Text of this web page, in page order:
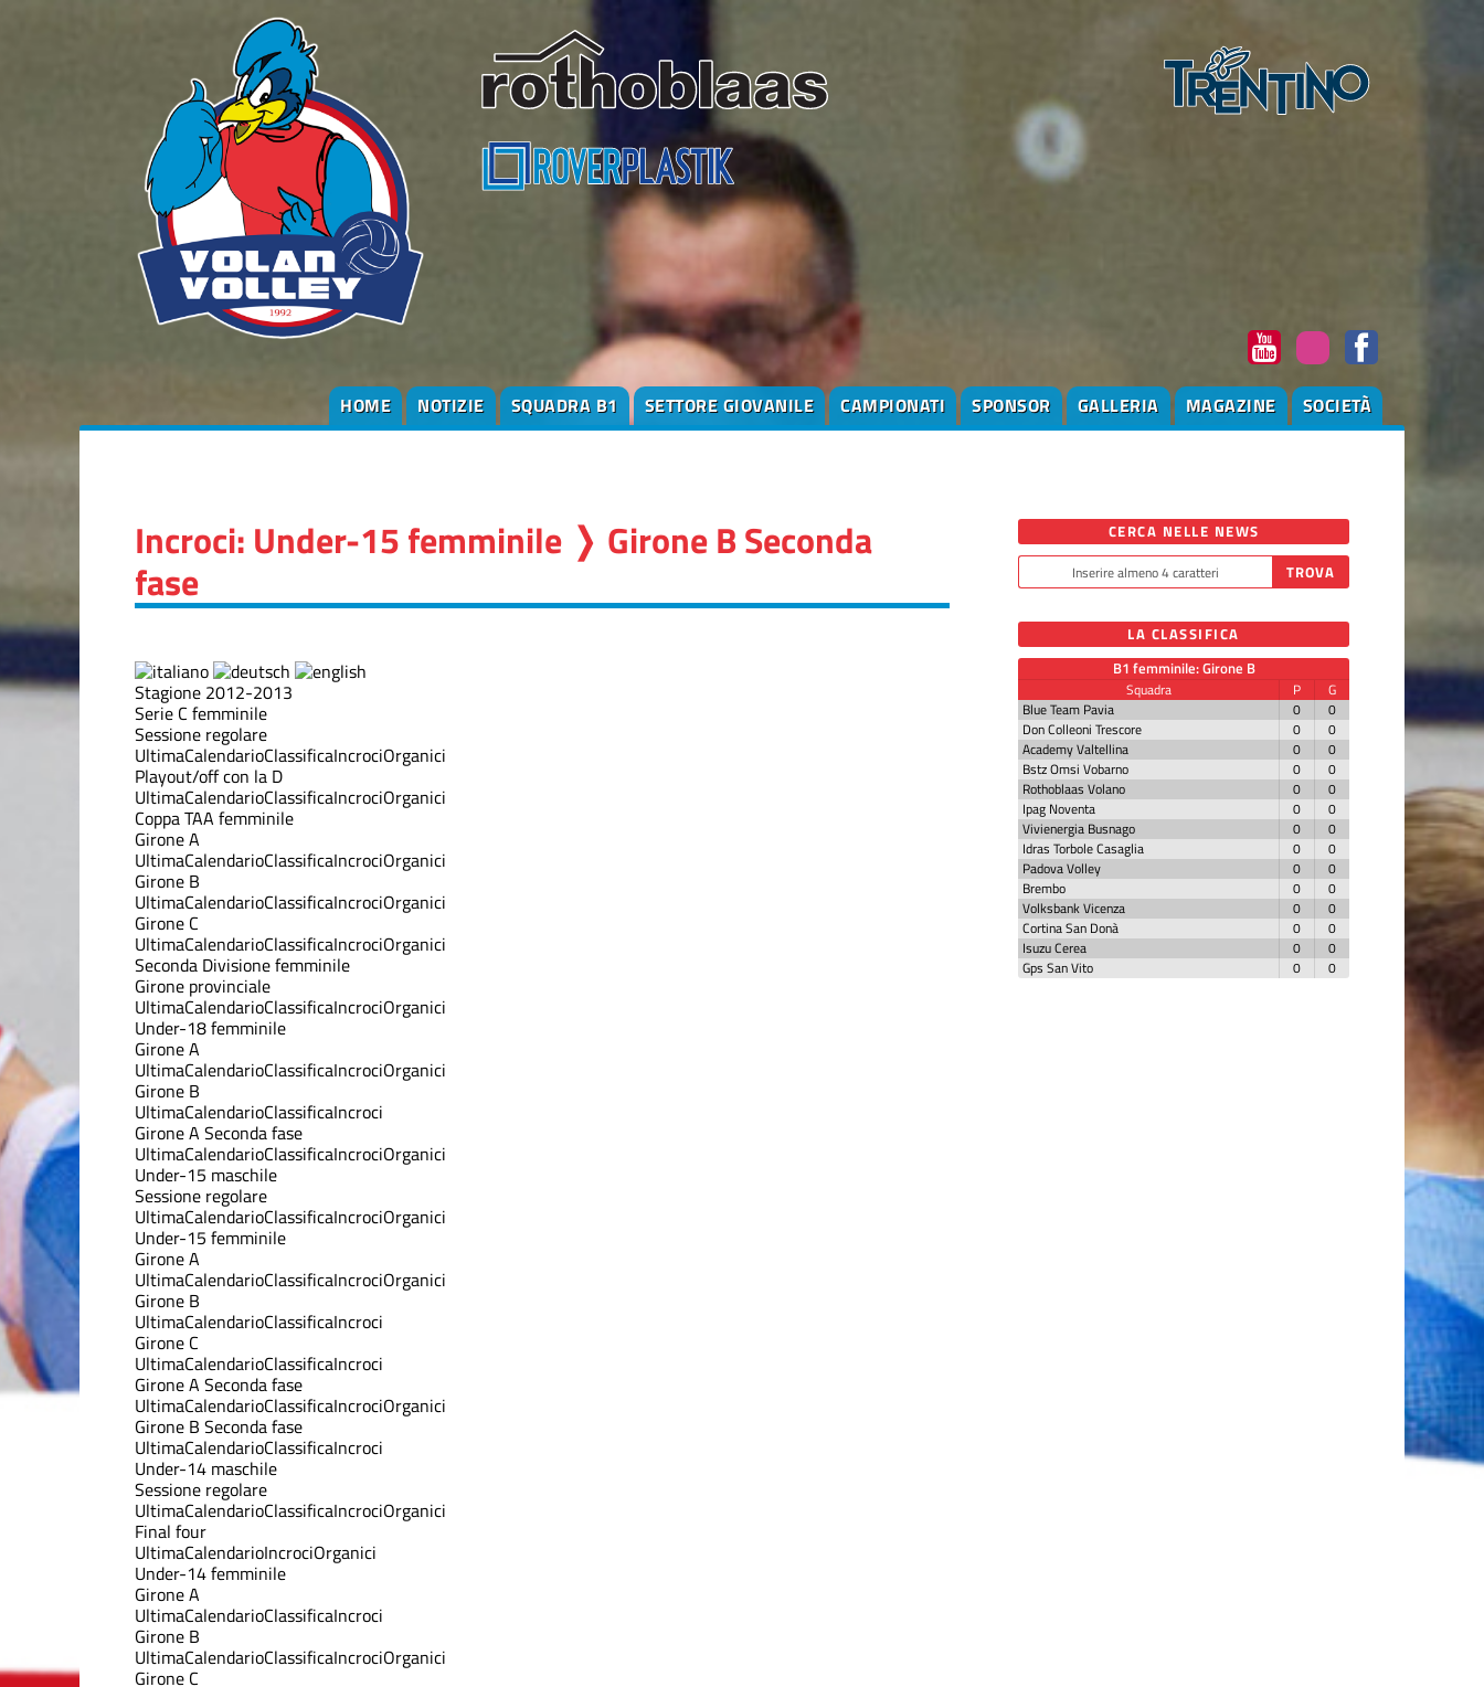
HOME NOTIZIE SQUADRA B1 SETTORE GIOVANILE CAMPIONATI SPONSOR GALLERIA MAGAZINE SOCIETÀ
Incroci: Under-15 femminile ❭ Girone B Seconda
fase
Stagione 2012-2013
Serie C femminile
Sessione regolare
UltimaCalendarioClassificaIncrociOrganici
Playout/off con la D
UltimaCalendarioClassificaIncrociOrganici
Coppa TAA femminile
Girone A
UltimaCalendarioClassificaIncrociOrganici
Girone B
UltimaCalendarioClassificaIncrociOrganici
Girone C
UltimaCalendarioClassificaIncrociOrganici
Seconda Divisione femminile
Girone provinciale
UltimaCalendarioClassificaIncrociOrganici
Under-18 femminile
Girone A
UltimaCalendarioClassificaIncrociOrganici
Girone B
UltimaCalendarioClassificaIncroci
Girone A Seconda fase
UltimaCalendarioClassificaIncrociOrganici
Under-15 maschile
Sessione regolare
UltimaCalendarioClassificaIncrociOrganici
Under-15 femminile
Girone A
UltimaCalendarioClassificaIncrociOrganici
Girone B
UltimaCalendarioClassificaIncroci
Girone C
UltimaCalendarioClassificaIncroci
Girone A Seconda fase
UltimaCalendarioClassificaIncrociOrganici
Girone B Seconda fase
UltimaCalendarioClassificaIncroci
Under-14 maschile
Sessione regolare
UltimaCalendarioClassificaIncrociOrganici
Final four
UltimaCalendarioIncrociOrganici
Under-14 femminile
Girone A
UltimaCalendarioClassificaIncroci
Girone B
UltimaCalendarioClassificaIncrociOrganici
Girone C
CERCA NELLE NEWS
LA CLASSIFICA
B1 femminile: Girone B
Squadra P
G
Blue Team Pavia
0
0
Don Colleoni Trescore
0
0
Academy Valtellina
0
0
Bstz Omsi Vobarno
0
0
Rothoblaas Volano
0
0
Ipag Noventa
0
0
Vivienergia Busnago
0
0
Idras Torbole Casaglia
0
0
Padova Volley
0
0
Brembo
0
0
Volksbank Vicenza
0
0
Cortina San Donà
0
0
Isuzu Cerea
0
0
Gps San Vito
0 0